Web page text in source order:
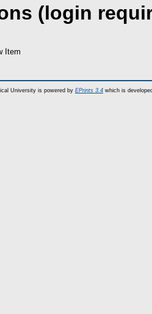
(login
Item
University is powered by EPrints 3.4 which is